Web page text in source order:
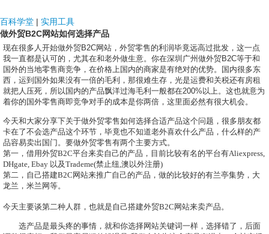
百科学堂 | 实用工具
做外贸B2C网站如何选择产品
现在很多人开始做外贸B2C网站，外贸零售的利润毕竟远高过批发，这一点
我一直都是认可的，尤其在和老外做生意。你在深圳广州做外贸B2C等于和
国外的当地零售商竞争，在价格上国内的商家是有绝对的优势。国内很多东
西，运到国外如果没有一倍的毛利，那很难生存，光是运费和关税还有房租
就把人压死，所以国内的产品飘洋过海毛利一般都在200% 以上。这也就意为
着你的国外零售商即竞争对手的成本是你两倍，这里面必然有很大机会。
今天和大家分享下关于做外贸零售如何选择合适产品这个问题，很多朋友都
卡在了不会选产品这个环节，毕竟也不知道老外喜欢什么产品，什么样的产
品容易卖出国门。要做外贸零售有两个主要方式。
第一，借用外贸B2C平台来卖自己的产品，目前比较有名的平台有Aliexpress,
DHgate, Ebay 以及Trademe(禁止纽,澳以外注册)
第二，自己搭建B2C 网站来推广自己的产品，做的比较好的有兰亭集势，大
龙兰，米兰网等。
今天主要谈第二种人群，也就是自己搭建外贸B2C 网站来卖产品。
选产品是最头疼的事情，就和你选择网站关键词一样，选择错了，后面